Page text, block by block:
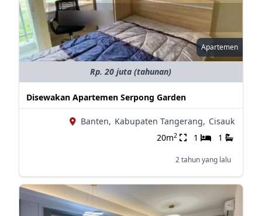
Apartemen
Rp. 20 juta (tahunan)
Disewakan Apartemen Serpong Garden
Banten, Kabupaten Tangerang, Cisauk
20m2 1 1
2 tahun yang lalu